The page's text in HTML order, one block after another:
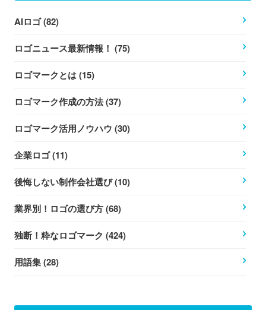
AIロゴ (82)
ロゴニュース最新情報！ (75)
ロゴマークとは (15)
ロゴマーク作成の方法 (37)
ロゴマーク活用ノウハウ (30)
企業ロゴ (11)
後悔しない制作会社選び (10)
業界別！ロゴの選び方 (68)
独断！粋なロゴマーク (424)
用語集 (28)